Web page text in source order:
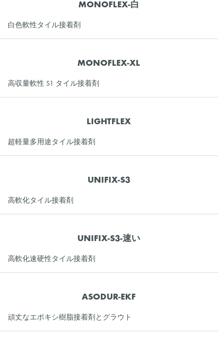
MONOFLEX-白
白色軟性タイル接着剤
MONOFLEX-XL
高収量軟性 S1 タイル接着剤
LIGHTFLEX
超軽量多用途タイル接着剤
UNIFIX-S3
高軟化タイル接着剤
UNIFIX-S3-速い
高軟化速硬性タイル接着剤
ASODUR-EKF
頑丈なエポキシ樹脂接着剤とグラウト